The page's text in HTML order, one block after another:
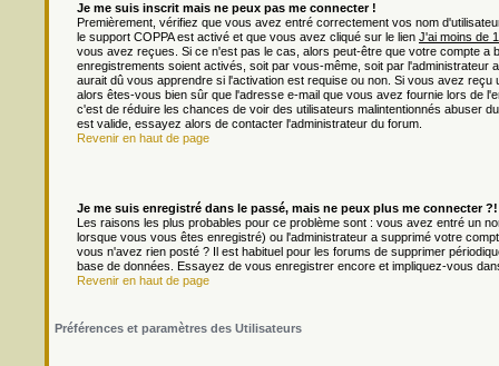
Je me suis inscrit mais ne peux pas me connecter !
Premièrement, vérifiez que vous avez entré correctement vos nom
le support COPPA est activé et que vous avez cliqué sur le lien J'ai moins de
vous avez reçues. Si ce n'est pas le cas, alors peut-être que votre compte
enregistrements soient activés, soit par vous-même, soit par
aurait dû vous apprendre si l'activation est requise ou non. Si vous avez
alors êtes-vous bien sûr que l'adresse e-mail que vous avez fournie lors de
c'est de réduire les chances de voir des utilisateurs malintentionnés abuser
est valide, essayez alors de contacter l'administrateur du forum.
Revenir en haut de page
Je me suis enregistré dans le passé, mais ne peux plus me connecter ?!
Les raisons les plus probables pour ce problème sont : vous avez entré un
lorsque vous vous êtes enregistré) ou l'administrateur a supprimé votre
vous n'avez rien posté ? Il est habituel pour les forums de supprimer
base de données. Essayez de vous enregistrer encore et impliquez-vous
Revenir en haut de page
Préférences et paramètres des Utilisateurs